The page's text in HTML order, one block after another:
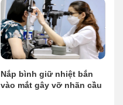
Nắp bình giữ nhiệt bắn
vào mắt gây vỡ nhãn cầu